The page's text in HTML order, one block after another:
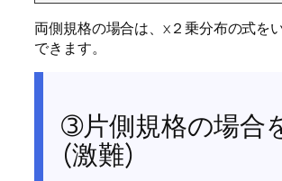
両側規格の場合は、χ２乗分布の式を
できます。
➂片側規格の場合
(激難)